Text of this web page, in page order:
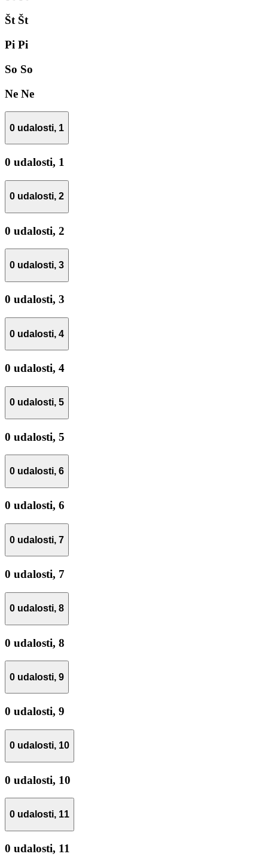
Št Št
Pi Pi
So So
Ne Ne
0 udalosti, 1
0 udalosti, 1
0 udalosti, 2
0 udalosti, 2
0 udalosti, 3
0 udalosti, 3
0 udalosti, 4
0 udalosti, 4
0 udalosti, 5
0 udalosti, 5
0 udalosti, 6
0 udalosti, 6
0 udalosti, 7
0 udalosti, 7
0 udalosti, 8
0 udalosti, 8
0 udalosti, 9
0 udalosti, 9
0 udalosti, 10
0 udalosti, 10
0 udalosti, 11
0 udalosti, 11